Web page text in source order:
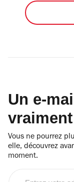
Un e-
vraiment
Vous ne pourrez
elle, découvrez
moment.